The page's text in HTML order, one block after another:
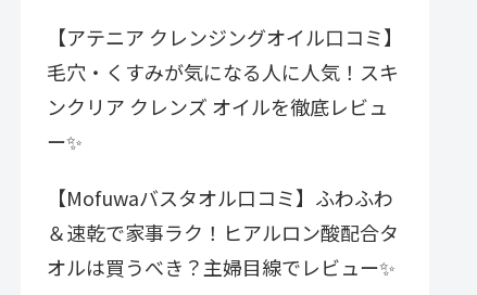
【アテニア クレンジングオイル口コミ】
毛穴・くすみが気になる人に人気！スキ
ンクリア クレンズ オイルを徹底レビュ
ー✨
【Mofuwaバスタオル口コミ】ふわふわ
＆速乾で家事ラク！ヒアルロン酸配合タ
オルは買うべき？主婦目線でレビュー✨